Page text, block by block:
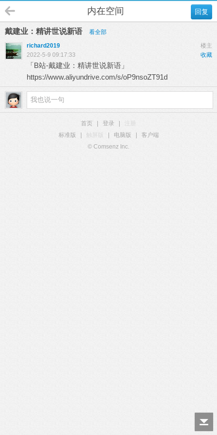
回复
内在空间
戴建业：精讲世说新语
看全部
楼主
richard2019
收藏
2022-5-9 09:17:33
「B站-戴建业：精讲世说新语」
https://www.aliyundrive.com/s/oP9nsoZT91d
首页 登录
注册
标准版
触屏版 电脑版
客户端
© Comsenz Inc.